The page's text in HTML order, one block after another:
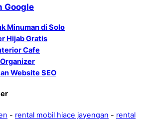
Google
Minuman di Solo
Hijab Gratis
Cafe
Website SEO
- rental mobil hiace jayengan - rental